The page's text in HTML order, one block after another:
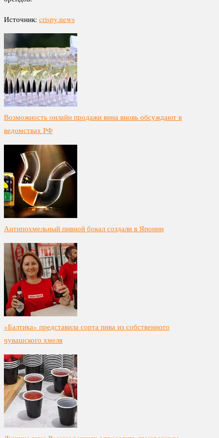
Источник: crispy.news
Возможность онлайн продажи вина вновь обсуждают в
ведомствах РФ
Антипохмельный пивной бокал создали в Японии
«Балтика» представила сорта пива из собственного
чувашского хмеля